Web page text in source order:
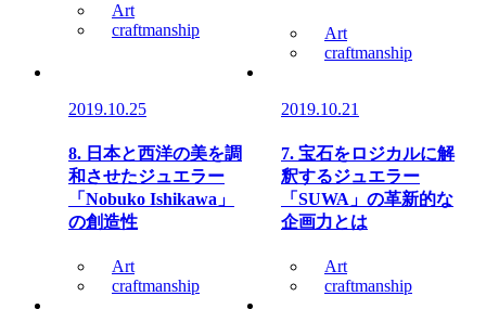
Art
craftmanship
Art
craftmanship
2019.10.25
8. 日本と西洋の美を調
和させたジュエラー
「Nobuko Ishikawa」
の創造性
Art
craftmanship
2019.10.21
7. 宝石をロジカルに解
釈するジュエラー
「SUWA」の革新的な
企画力とは
Art
craftmanship